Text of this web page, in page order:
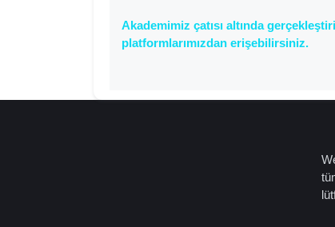
Akademimiz çatısı altında
platformlarımızdan erişebilirsiniz.